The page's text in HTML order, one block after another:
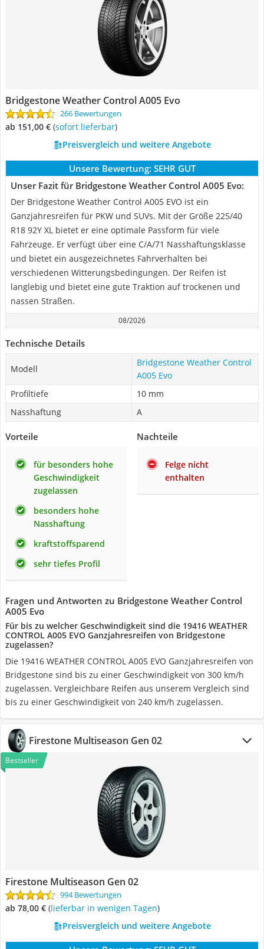
Bridgestone Weather Control A005 Evo
266 Bewertungen
ab 151,00 € ( Sofort lieferbar)
Preisvergleich und weitere Angebote
Unsere Bewertung: SEHR GUT
Unser Fazit für Bridgestone Weather Control A005 Evo:
Der Bridgestone Weather Control A005 EVO ist ein
Ganzjahresreifen für PKW und SUVs. Mit der Größe 225/40
R18 92Y XL bietet er eine optimale Passform für viele
Fahrzeuge. Er verfügt über eine C/A/71 Nasshaftungsklasse
und bietet ein ausgezeichnetes Fahrverhalten bei
verschiedenen Witterungsbedingungen. Der Reifen ist
langlebig und bietet eine gute Traktion auf trockenen und
nassen Straßen.
08/2026
Technische Details
Modell
Bridgestone Weather Control
A005 Evo
Profiltiefe
10 mm
Nasshaftung
A
Vorteile
für besonders hohe
Geschwindigkeit
zugelassen
besonders hohe
Nasshaftung
kraftstoffsparend
sehr tiefes Profil
Nachteile
Felge nicht
enthalten
Fragen und Antworten zu Bridgestone Weather Control
A005 Evo
Für bis zu welcher Geschwindigkeit sind die 19416 WEATHER
CONTROL A005 EVO Ganzjahresreifen von Bridgestone
zugelassen?
Die 19416 WEATHER CONTROL A005 EVO Ganzjahresreifen von
Bridgestone sind bis zu einer Geschwindigkeit von 300 km/h
zugelassen. Vergleichbare Reifen aus unserem Vergleich sind
bis zu einer Geschwindigkeit von 240 km/h zugelassen.
Firestone Multiseason Gen 02
Bestseller
Firestone Multiseason Gen 02
994 Bewertungen
ab 78,00 € ( Lieferbar in wenigen Tagen)
Preisvergleich und weitere Angebote